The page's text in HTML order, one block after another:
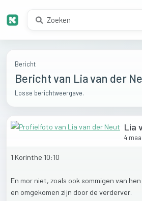
Bericht
Bericht van Lia van der
Losse berichtweergave.
Lia
4
1 Korinthe 10:10
En mor niet, zoals ook sommigen van hen
en omgekomen zijn door de verderver.